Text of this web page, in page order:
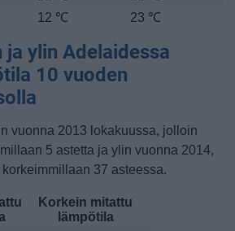
12 ℃ 23 ℃
ja ylin Adelaidessa
10 vuoden
vuonna 2013 lokakuussa, jolloin
5 astetta ja ylin vuonna 2014,
37 asteessa.
Korkein mitattu
lämpötila